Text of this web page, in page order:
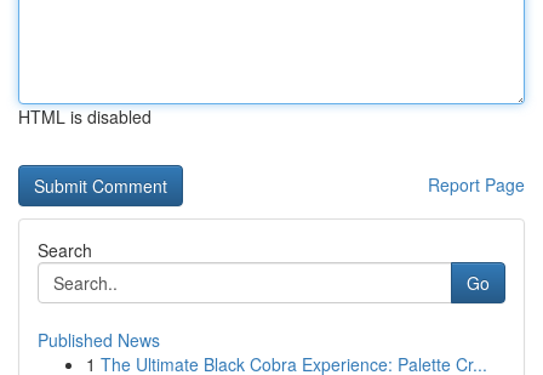
HTML is disabled
Report Page
Search
Go
Published News
1 The Ultimate Black Cobra Experience: Palette Cr...